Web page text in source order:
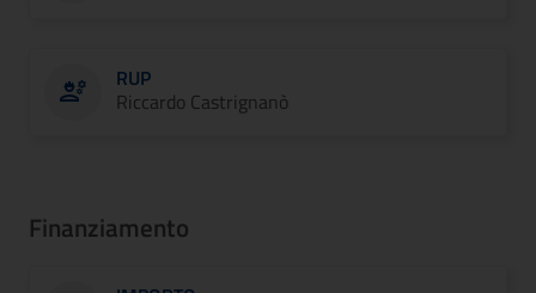
RUP
Riccardo Castrignanò
Finanziamento